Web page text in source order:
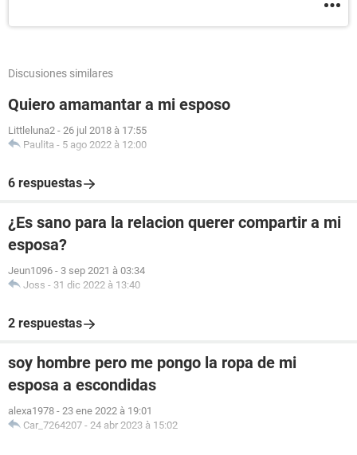
Discusiones similares
Quiero amamantar a mi esposo
Littleluna2 - 26 jul 2018 à 17:55
Paulita - 5 ago 2022 à 12:00
6 respuestas
¿Es sano para la relacion querer compartir a mi
esposa?
Jeun1096 - 3 sep 2021 à 03:34
Joss - 31 dic 2022 à 13:40
2 respuestas
soy hombre pero me pongo la ropa de mi
esposa a escondidas
alexa1978 - 23 ene 2022 à 19:01
Car_7264207 - 24 abr 2023 à 15:02